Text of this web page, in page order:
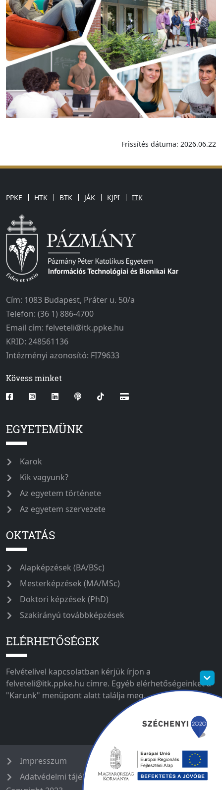
Frissítés dátuma: 2026.06.22
PPKE HTK BTK JÁK KJPI ITK
Cím: 1083 Budapest, Práter u. 50/a
Telefon: (36 1) 886-4700
Email cím: felveteli@itk.ppke.hu
KRID: 248561136
Intézményi azonosító: FI79633
Kövess minket
EGYETEMÜNK
Karok
Kik vagyunk?
Az egyetem története
Az egyetem szervezete
OKTATÁS
Alapképzések (BA/BSc)
Mesterképzések (MA/MSc)
Doktori képzések (PhD)
Szakirányú továbbképzések
ELÉRHETŐSÉGEK
Felvételivel kapcsolatban kérjük írjon a
felveteli@itk.ppke.hu címre. Egyéb elérhetőségeinket a
"Karunk" menüpont alatt találja meg.
Impresszum
Adatvédelmi tájékoztató